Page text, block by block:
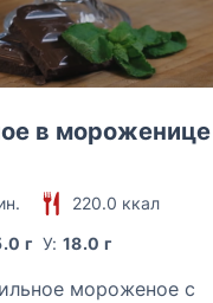
в мороженице
220.0 ккал
г У:18.0 г
мороженое с